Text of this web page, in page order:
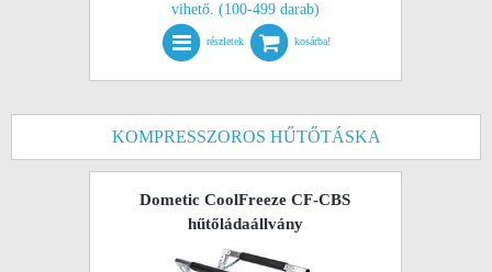
vihető. (100-499 darab)
részletek kosárba!
KOMPRESSZOROS HŰTŐTÁSKA
Dometic CoolFreeze CF-CBS
hűtőládaállvány